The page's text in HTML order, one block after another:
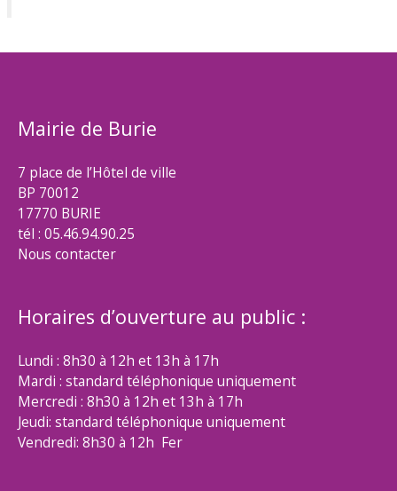
Mairie de Burie
7 place de l’Hôtel de ville
BP 70012
17770 BURIE
tél : 05.46.94.90.25
Nous contacter
Horaires d’ouverture au public :
Lundi : 8h30 à 12h et 13h à 17h
Mardi : standard téléphonique uniquement
Mercredi : 8h30 à 12h et 13h à 17h
Jeudi: standard téléphonique uniquement
Vendredi: 8h30 à 12h Fer